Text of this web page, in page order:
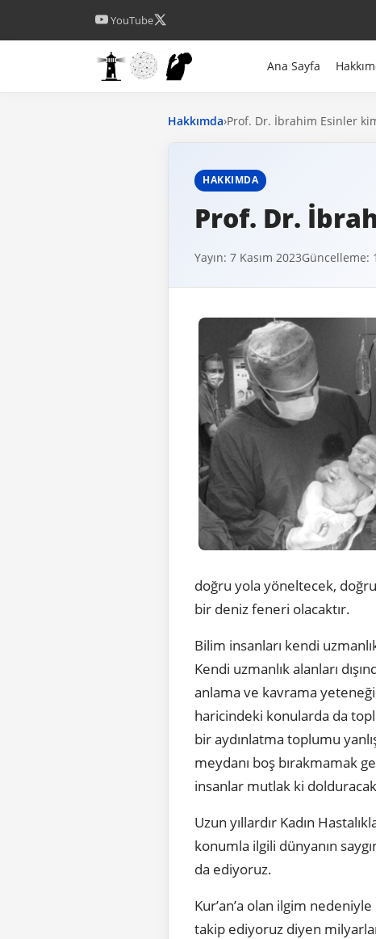
YouTube
Ana Sayfa
Hakkımda›Prof. Dr. İbrahim Esinler
HAKKIMDA
Prof. Dr.
Yayın: 7 Kasım 2023Güncelleme:
doğru yola yöneltecek,
bir deniz feneri olacaktır.
Bilim insanları kendi
Kendi uzmanlık alanları
anlama ve kavrama
haricindeki konularda da
bir aydınlatma toplumu
meydanı boş bırakmamak
insanlar mutlak ki
Uzun yıllardır Kadın
konumla ilgili dünyanın
da ediyoruz.
Kur’an’a olan ilgim nedeniyle
takip ediyoruz diyen